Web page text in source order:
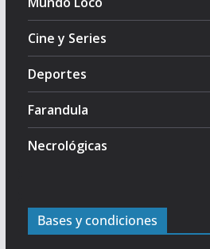
Cine y Series
Deportes
Farandula
Necrológicas
Bases y condiciones